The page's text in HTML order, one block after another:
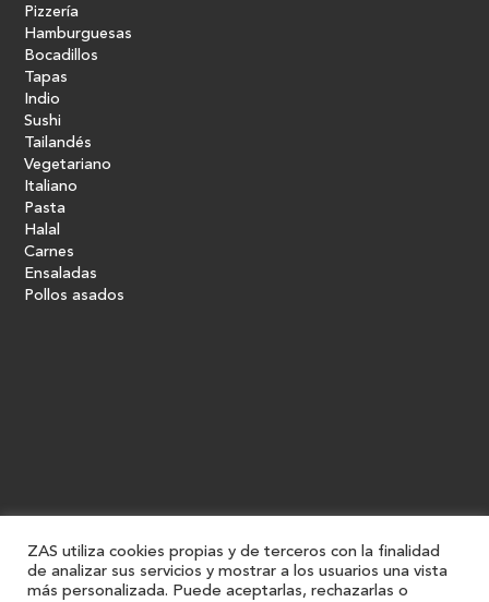
Pizzería
Hamburguesas
Bocadillos
Tapas
Indio
Sushi
Tailandés
Vegetariano
Italiano
Pasta
Halal
Carnes
Ensaladas
Pollos asados
ZAS utiliza cookies propias y de terceros con la finalidad
de analizar sus servicios y mostrar a los usuarios una vista
más personalizada. Puede aceptarlas, rechazarlas o